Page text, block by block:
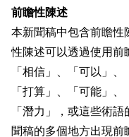
前瞻性陳述
本新聞稿中包含前瞻性
性陳述可以透過使用前
「相信」、「可以」
「打算」、「可能」
「潛力」，或這些術
聞稿的多個地方出現